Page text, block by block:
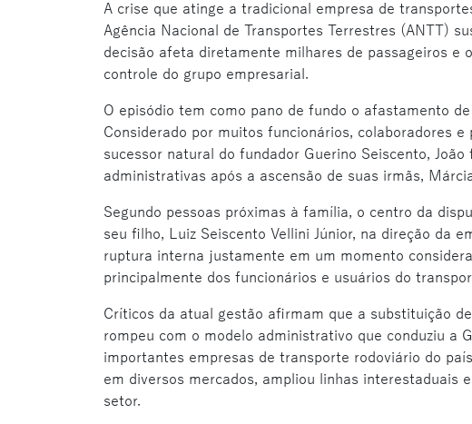
A crise que atinge a tradicional empresa de
Agência Nacional de Transportes Terrestres (ANTT)
decisão afeta diretamente milhares de passageiros
controle do grupo empresarial.
O episódio tem como pano de fundo o afastamento
Considerado por muitos funcionários, colaboradores
sucessor natural do fundador Guerino Seiscento,
administrativas após a ascensão de suas irmãs,
Segundo pessoas próximas à família, o centro da
seu filho, Luiz Seiscento Vellini Júnior, na direção da
ruptura interna justamente em um momento
principalmente dos funcionários e usuários do
Críticos da atual gestão afirmam que a substituição
rompeu com o modelo administrativo que conduziu a
importantes empresas de transporte rodoviário do
em diversos mercados, ampliou linhas interestaduais
setor.